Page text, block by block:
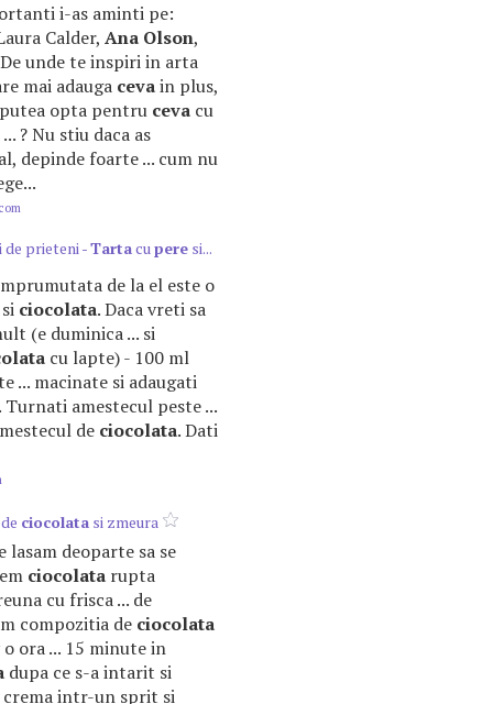
i-as aminti pe:
Calder, Ana Olson,
unde te inspiri in arta
mai adauga cevain plus,
opta pentru ceva cu
? Nu stiu daca as
depinde foarte ... cum nu
de prieteni -Tartacupere si...
de la el este o
ciocolata. Daca vreti sa
(e duminica ... si
cu lapte) - 100 ml
... macinate si adaugati
amestecul peste ...
de ciocolata. Dati
ciocolata si zmeura
lasam deoparte sa se
ciocolata rupta
cu frisca ... de
compozitia de ciocolata
ora ... 15 minute in
dupa ce s-a intarit si
crema intr-un sprit si